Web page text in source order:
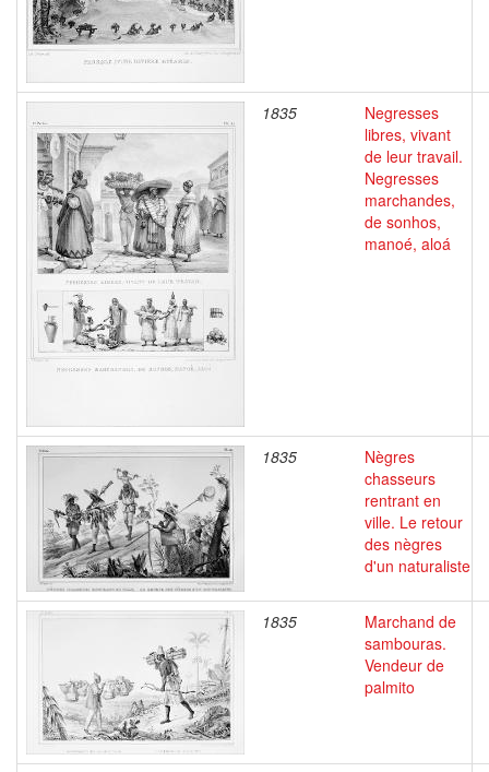
1835
Negresses
libres, vivant
de leur travail.
Negresses
marchandes,
de sonhos,
manoé, aloá
1835
Nègres
chasseurs
rentrant en
ville. Le retour
des nègres
d'un naturaliste
1835
Marchand de
sambouras.
Vendeur de
palmito